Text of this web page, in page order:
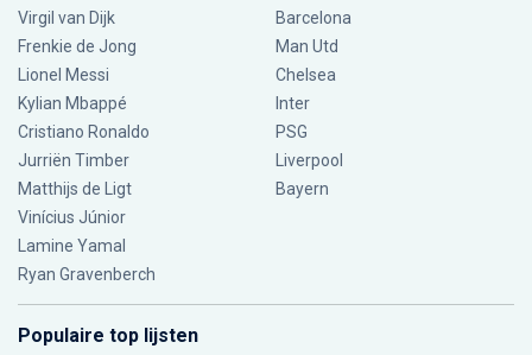
Virgil van Dijk
Frenkie de Jong
Lionel Messi
Kylian Mbappé
Cristiano Ronaldo
Jurriën Timber
Matthijs de Ligt
Vinícius Júnior
Lamine Yamal
Ryan Gravenberch
Barcelona
Man Utd
Chelsea
Inter
PSG
Liverpool
Bayern
Populaire top lijsten